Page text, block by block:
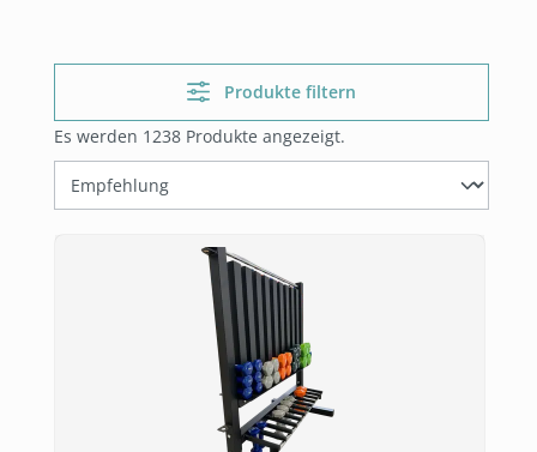
Produkte filtern
Es werden 1238 Produkte angezeigt.